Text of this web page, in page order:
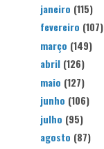
janeiro (115)
fevereiro (107)
março (149)
abril (126)
maio (127)
junho (106)
julho (95)
agosto (87)